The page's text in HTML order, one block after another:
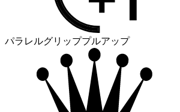
パラレルグリッププルアップ